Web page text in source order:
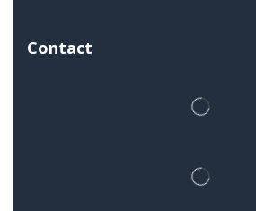
Contact